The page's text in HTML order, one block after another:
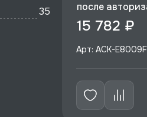
35
после
15 782 ₽
Арт: ACK-